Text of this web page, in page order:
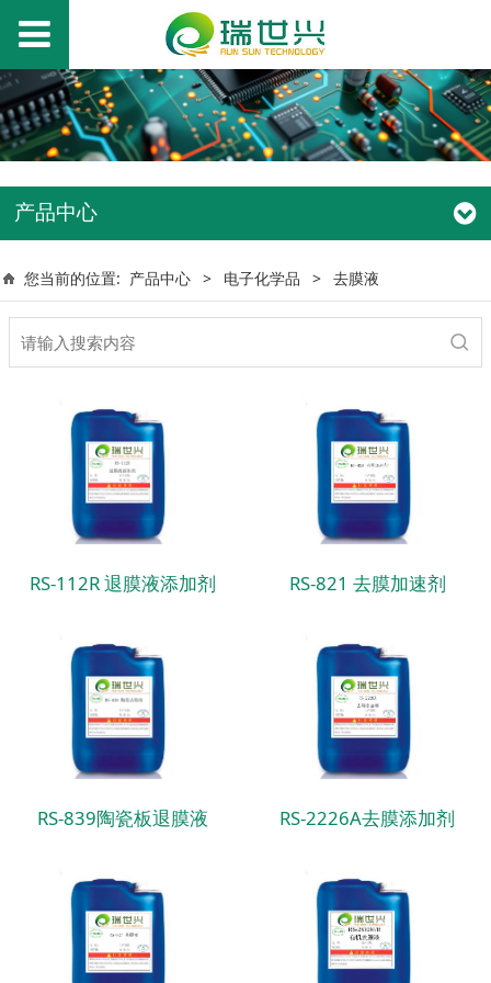
产品中心
您当前的位置: 产品中心 > 电子化学品 > 去膜液
RS-112R 退膜液添加剂 RS-821 去膜加速剂
RS-839陶瓷板退膜液 RS-2226A去膜添加剂